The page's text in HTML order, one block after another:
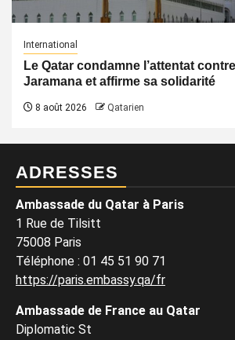
International
Le Qatar condamne l’attentat
Jaramana et affirme sa solidarité
8 août 2026 Qatarien
ADRESSES
Ambassade du Qatar à Paris
1 Rue de Tilsitt
75008 Paris
Téléphone : 01 45 51 90 71
https://paris.embassy.qa/fr
Ambassade de France au Qatar
Diplomatic St